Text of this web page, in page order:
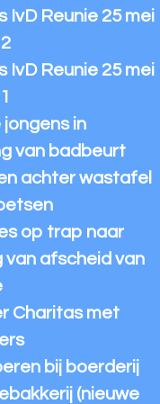
IvD Reunie 25 mei
IvD Reunie 25 mei
jongens in
van badbeurt
achter wastafel
op trap naar
van afscheid van
Charitas met
bij boerderij
(nieuwe